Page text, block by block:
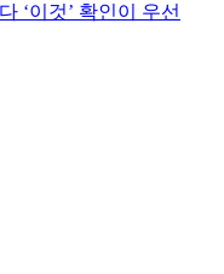
‘이것’ 확인이 우선